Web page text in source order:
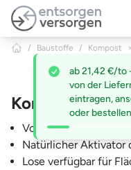
Zum Hauptinhalt springen
ab 21,42 €/to
von der
eintragen,
oder
/ Baustoffe / Kompost >
Kompost
Vorhandene
Natürlicher Aktivator
Lose verfügbar für